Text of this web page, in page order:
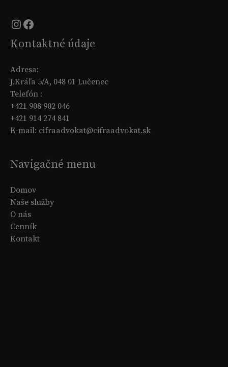
Instagram
Facebook
Kontaktné údaje
Adresa:
J.Kráľa 5/A, 048 01 Lučenec
Telefón :
+421 908 902 046
+421 914 274 841
E-mail: cifraadvokat@cifraadvokat.sk
Navigačné menu
Domov
Naše služby
O nás
Cenník
Kontakt